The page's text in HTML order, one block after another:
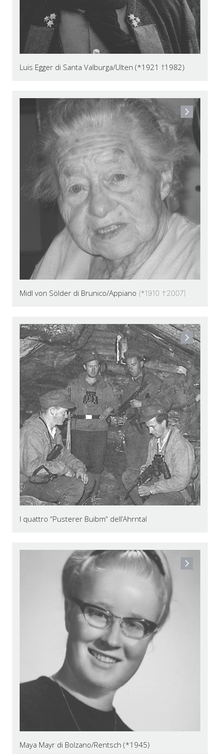
Luis Egger di Santa Valburga/Ulten (*1921 †1982)
Midl von Sölder di Brunico/Appiano (*1910 †2007)
I quattro “Pusterer Buibm“ dell’Ahrntal
Maya Mayr di Bolzano/Rentsch (*1945)